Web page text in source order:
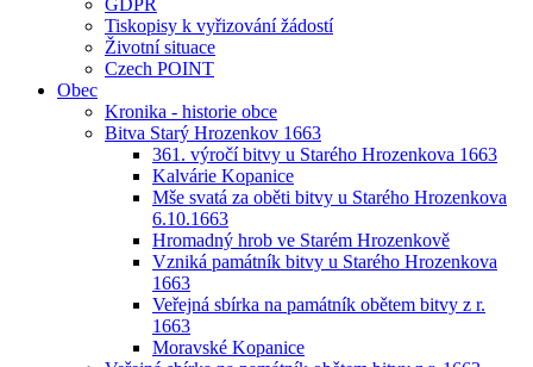
GDPR
Tiskopisy k vyřizování žádostí
Životní situace
Czech POINT
Obec
Kronika - historie obce
Bitva Starý Hrozenkov 1663
361. výročí bitvy u Starého Hrozenkova 1663
Kalvárie Kopanice
Mše svatá za oběti bitvy u Starého Hrozenkova
6.10.1663
Hromadný hrob ve Starém Hrozenkově
Vzniká památník bitvy u Starého Hrozenkova
1663
Veřejná sbírka na památník obětem bitvy z r.
1663
Moravské Kopanice